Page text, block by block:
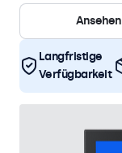
Ansehen
Langfristige
Verfügbarkeit